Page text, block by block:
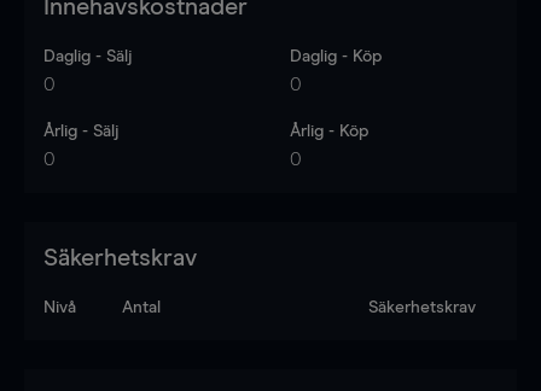
Innehavskostnader
Daglig - Sälj
0
Daglig - Köp
0
Årlig - Sälj
0
Årlig - Köp
0
Säkerhetskrav
Nivå Antal Säkerhetskrav